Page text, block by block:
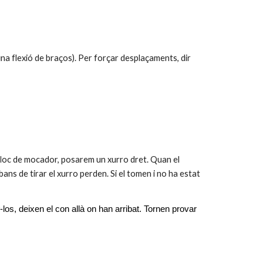
flexió de braços). Per forçar desplaçaments, dir
de mocador, posarem un xurro dret. Quan el
de tirar el xurro perden. Si el tomen i no ha estat
deixen el con allà on han arribat. Tornen provar